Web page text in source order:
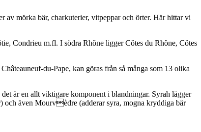
av mörka bär, charkuterier, vitpeppar och örter. Här hittar vi
Condrieu m.fl. I södra Rhône ligger Côtes du Rhône, Côtes
du-Pape, kan göras från så många som 13 olika
är en allt viktigare komponent i blandningar. Syrah lägger
och även Mourvèdre (adderar syra, mogna kryddiga bär